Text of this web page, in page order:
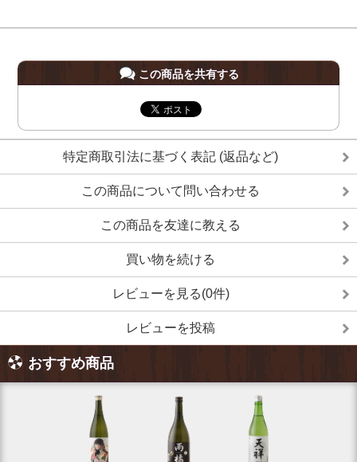
この商品を共有する
特定商取引法に基づく表記 (返品など)
この商品について問い合わせる
この商品を友達に教える
買い物を続ける
レビューを見る(0件)
レビューを投稿
おすすめ商品